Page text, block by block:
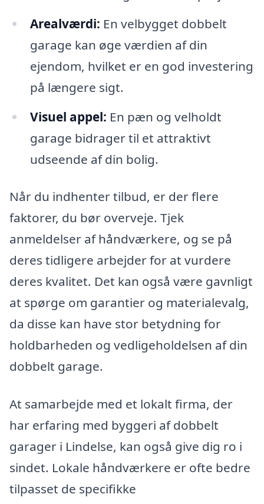
Arealværdi: En velbygget dobbelt
garage kan øge værdien af din
ejendom, hvilket er en god investering
på længere sigt.
Visuel appel: En pæn og velholdt
garage bidrager til et attraktivt
udseende af din bolig.
Når du indhenter tilbud, er der flere
faktorer, du bør overveje. Tjek
anmeldelser af håndværkere, og se på
deres tidligere arbejder for at vurdere
deres kvalitet. Det kan også være gavnligt
at spørge om garantier og materialevalg,
da disse kan have stor betydning for
holdbarheden og vedligeholdelsen af din
dobbelt garage.
At samarbejde med et lokalt firma, der
har erfaring med byggeri af dobbelt
garager i Lindelse, kan også give dig ro i
sindet. Lokale håndværkere er ofte bedre
tilpasset de specifikke